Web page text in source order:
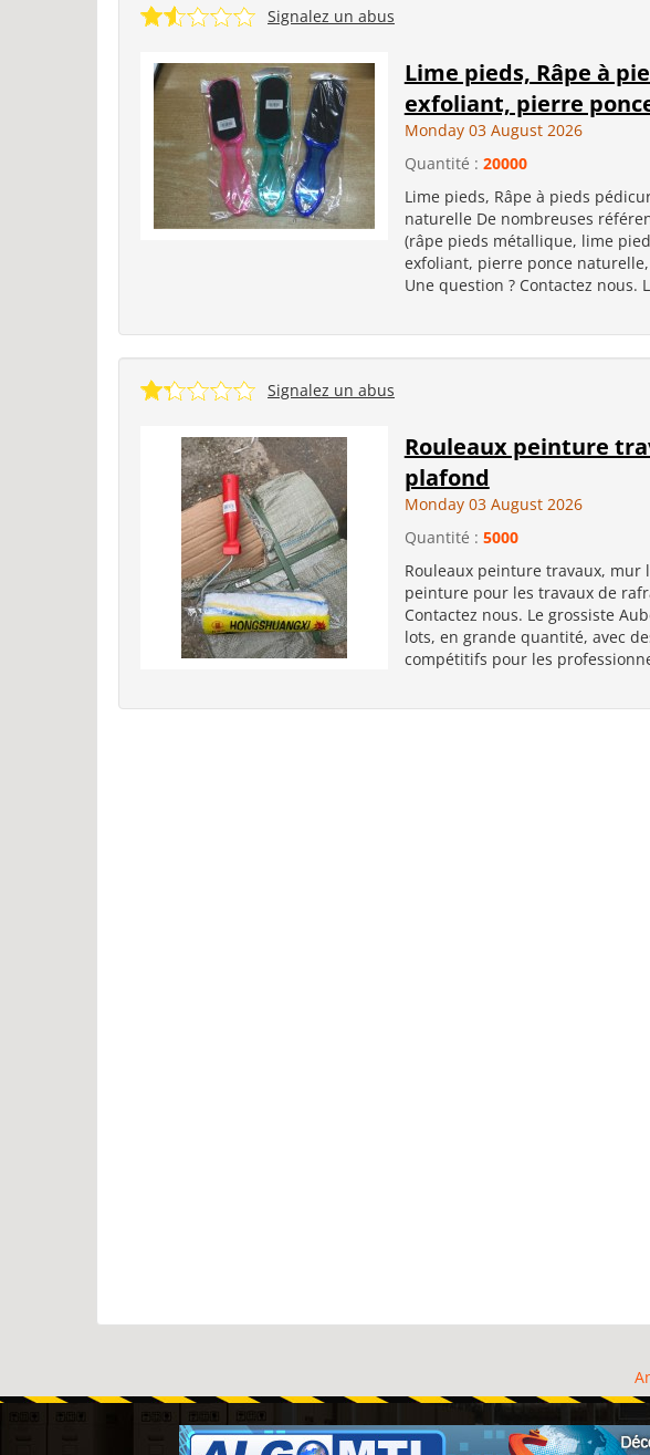
Signalez un abus
Lime pieds, Râpe à
exfoliant, pierre
Monday 03 August 2026
Quantité : 20000
Lime pieds, Râpe à pieds
naturelle De nombreuses
(râpe pieds métallique, lime
exfoliant, pierre ponce
Une question ? Contactez nous.
Signalez un abus
Rouleaux peinture
plafond
Monday 03 August 2026
Quantité : 5000
Rouleaux peinture travaux, mur
peinture pour les travaux de
Contactez nous. Le grossiste
lots, en grande quantité, avec
compétitifs pour les